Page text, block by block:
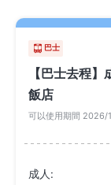
巴士
【巴士去程
飯店
可以使用期間
成人: